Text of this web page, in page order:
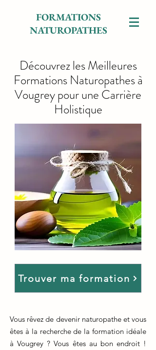
FORMATIONS
NATUROPATHES
Découvrez les Meilleures
Formations Naturopathes à
Vougrey pour une Carrière
Holistique
Trouver ma formation
Vous rêvez de devenir naturopathe et vous
êtes à la recherche de la formation idéale
à Vougrey ? Vous êtes au bon endroit !